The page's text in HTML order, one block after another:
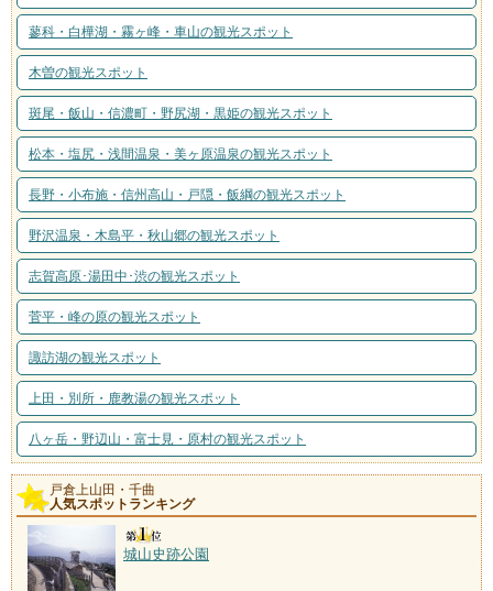
蓼科・白樺湖・霧ヶ峰・車山の観光スポット
木曽の観光スポット
斑尾・飯山・信濃町・野尻湖・黒姫の観光スポット
松本・塩尻・浅間温泉・美ヶ原温泉の観光スポット
長野・小布施・信州高山・戸隠・飯綱の観光スポット
野沢温泉・木島平・秋山郷の観光スポット
志賀高原･湯田中･渋の観光スポット
菅平・峰の原の観光スポット
諏訪湖の観光スポット
上田・別所・鹿教湯の観光スポット
八ヶ岳・野辺山・富士見・原村の観光スポット
戸倉上山田・千曲
人気スポットランキング
城山史跡公園